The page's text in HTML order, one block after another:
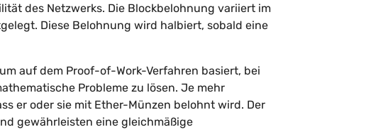
des Netzwerks. Die Blockbelohnung variiert im
Diese Belohnung wird halbiert, sobald eine
auf dem Proof-of-Work-Verfahren basiert, bei
Probleme zu lösen. Je mehr
er oder sie mit Ether-Münzen belohnt wird. Der
gewährleisten eine gleichmäßige